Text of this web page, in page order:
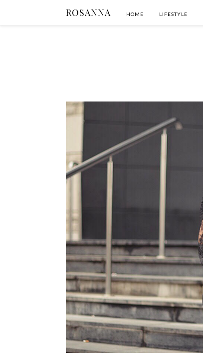
ROSANNA HOME LIFESTYLE